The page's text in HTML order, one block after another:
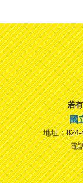
若
國
地址：
電